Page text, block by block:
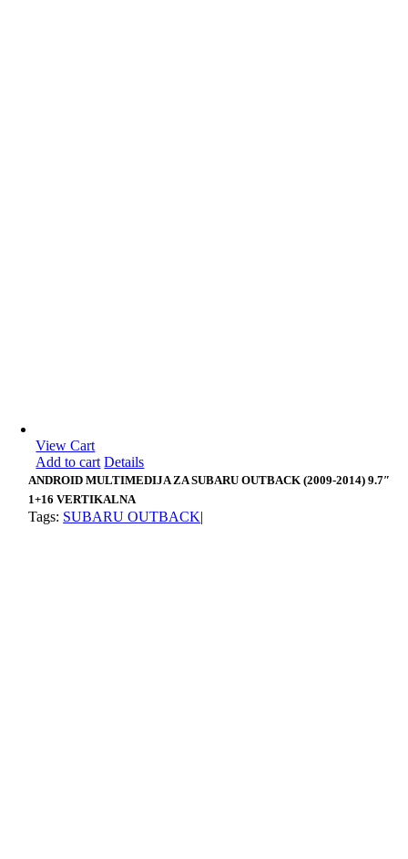
View Cart
Add to cart Details
ANDROID MULTIMEDIJA ZA SUBARU OUTBACK (2009-2014) 9.7″
1+16 VERTIKALNA
Tags: SUBARU OUTBACK|